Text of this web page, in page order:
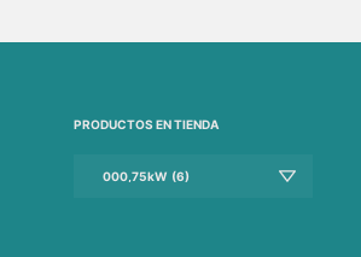
PRODUCTOS EN TIENDA